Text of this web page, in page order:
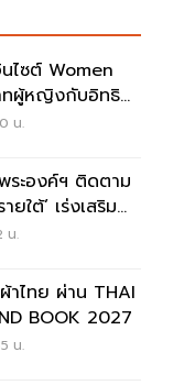
นไซต์ Women
ทผู้หญิงกับอิทธิ
บครัว
น.
ระองค์ฯ ติดตาม
ใต้’ เร่งเสริม
บุรี
น.
าไทย ผ่าน THAI
BOOK 2027
น.